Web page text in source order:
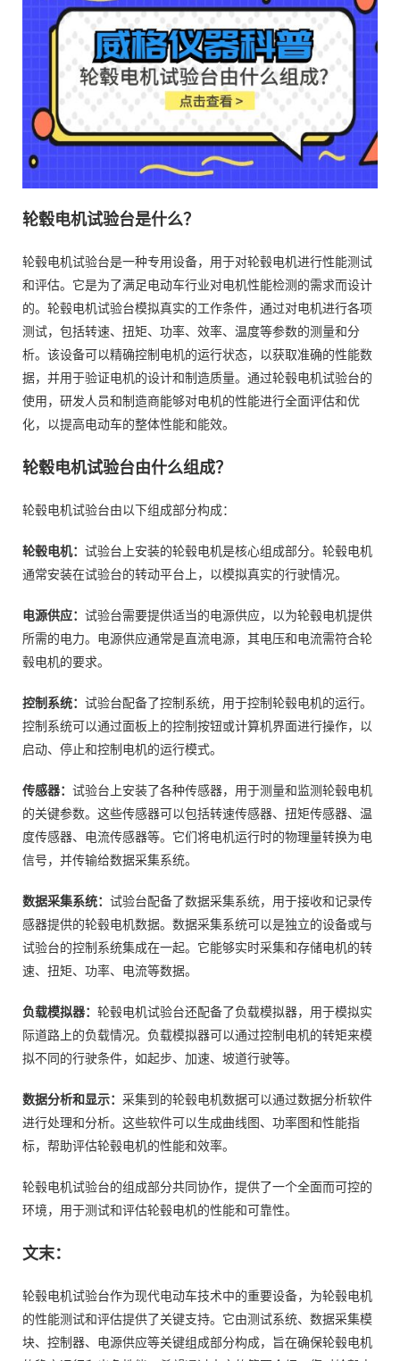
轮毂电机试验台是什么？
轮毂电机试验台是一种专用设备，用于对轮毂电机进行性能测试
和评估。它是为了满足电动车行业对电机性能检测的需求而设计
的。轮毂电机试验台模拟真实的工作条件，通过对电机进行各项
测试，包括转速、扭矩、功率、效率、温度等参数的测量和分
析。该设备可以精确控制电机的运行状态，以获取准确的性能数
据，并用于验证电机的设计和制造质量。通过轮毂电机试验台的
使用，研发人员和制造商能够对电机的性能进行全面评估和优
化，以提高电动车的整体性能和能效。
轮毂电机试验台由什么组成？
轮毂电机试验台由以下组成部分构成：
轮毂电机： 试验台上安装的轮毂电机是核心组成部分。轮毂电机
通常安装在试验台的转动平台上，以模拟真实的行驶情况。
电源供应： 试验台需要提供适当的电源供应，以为轮毂电机提供
所需的电力。电源供应通常是直流电源，其电压和电流需符合轮
毂电机的要求。
控制系统： 试验台配备了控制系统，用于控制轮毂电机的运行。
控制系统可以通过面板上的控制按钮或计算机界面进行操作，以
启动、停止和控制电机的运行模式。
传感器： 试验台上安装了各种传感器，用于测量和监测轮毂电机
的关键参数。这些传感器可以包括转速传感器、扭矩传感器、温
度传感器、电流传感器等。它们将电机运行时的物理量转换为电
信号，并传输给数据采集系统。
数据采集系统： 试验台配备了数据采集系统，用于接收和记录传
感器提供的轮毂电机数据。数据采集系统可以是独立的设备或与
试验台的控制系统集成在一起。它能够实时采集和存储电机的转
速、扭矩、功率、电流等数据。
负载模拟器： 轮毂电机试验台还配备了负载模拟器，用于模拟实
际道路上的负载情况。负载模拟器可以通过控制电机的转矩来模
拟不同的行驶条件，如起步、加速、坡道行驶等。
数据分析和显示： 采集到的轮毂电机数据可以通过数据分析软件
进行处理和分析。这些软件可以生成曲线图、功率图和性能指
标，帮助评估轮毂电机的性能和效率。
轮毂电机试验台的组成部分共同协作，提供了一个全面而可控的
环境，用于测试和评估轮毂电机的性能和可靠性。
文末：
轮毂电机试验台作为现代电动车技术中的重要设备，为轮毂电机
的性能测试和评估提供了关键支持。它由测试系统、数据采集模
块、控制器、电源供应等关键组成部分构成，旨在确保轮毂电机